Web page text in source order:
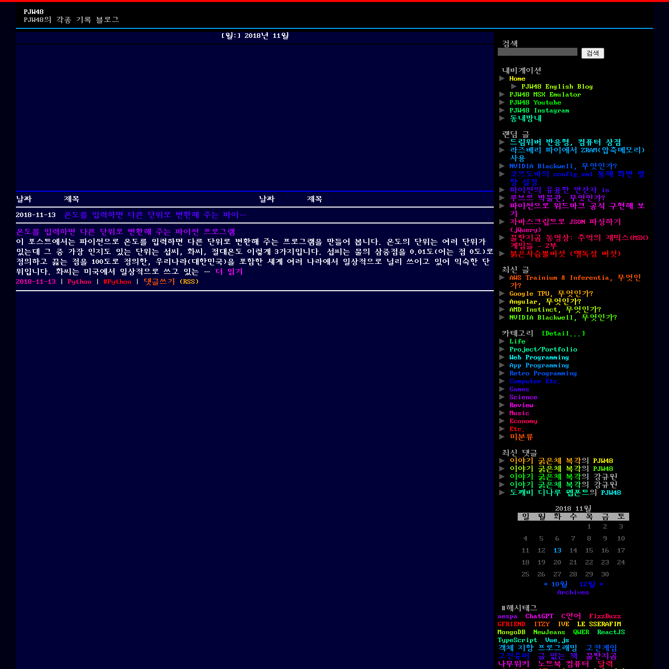
PJW48
PJW48의 각종 기록 블로그
[월:] 2018년 11월
날짜 제목 날짜
제목
2018-11-13
온도를 입력하면 다른 단위로 변환해 주는 파이썬 프로그램
온도를 입력하면 다른 단위로 변환해 주는 파이썬 프로그램
이 포스트에서는 파이썬으로 온도를 입력하면 다른 단위로 변환해 주는 프로그램을 만들어 봅니다. 온도의 단위는 여러 단위가
있는데 그 중 가장 인지도 있는 단위는 섭씨, 화씨, 절대온도 이렇게 3가지입니다. 섭씨는 물의 삼중점을 0.01도(어는 점 0도)로
정의하고 끓는 점을 100도로 정의한, 우리나라(대한민국)을 포함한 세계 여러 나라에서 일상적으로 널리 쓰이고 있어 익숙한 단
위입니다. 화씨는 미국에서 일상적으로 쓰고 있는 … “온도를 입력하면 다른 단위로 변환해 주는 파이썬 프로그램”
더 읽기
Posted
on
2018-11-13 Categories
Python Tags
Python 댓글쓰기
on
온
(RSS)
검색
검색
내비게이션
Home
PJW48 English Blog
PJW48 MSX Emulator
PJW48 Youtube
PJW48 Instagram
동네방네
랜덤 글
드림위버 반응형, 컴퓨터 상점
라즈베리 파이에서 ZRAM(압축메모리)
사용
NVIDIA Blackwell, 무엇인가?
코르도바의 config.xml 통해 화면 방
향 설정
파이썬의 유용한 연산자 in
루브르 박물관, 무엇인가?
파이썬으로 위드마크 공식 구현해 보
기
자바스크립트로 JSON 파싱하기
(jQuery)
꿀딴지곰 동영상: 추억의 재믹스(MSX)
게임들 – 2부
붉은사슴뿔버섯 (맹독성 버섯)
최신 글
AWS Trainium & Inferentia, 무엇인
가?
Google TPU, 무엇인가?
Angular, 무엇인가?
AMD Instinct, 무엇인가?
NVIDIA Blackwell, 무엇인가?
카테고리
[Detail...]
Life
Project/Portfolio
Web Programming
App Programming
Retro Programming
Computer Etc.
Games
Science
Review
Music
Economy
Etc.
미분류
최신 댓글
이야기 굵은체 복각의 PJW48
이야기 굵은체 복각의 PJW48
이야기 굵은체 복각의
강규원
이야기 굵은체 복각의
강규원
도깨비 디나루 웹폰트의 PJW48
2018 11월
일
월 화 수 목 금
토
1
2
3
4
5 6 7 8 9
10
11
12 13 14 15 16
17
18
19 20 21 22 23
24
25
26 27 28 29
30
« 10월
12월 »
Archives
#해시태그
aespa
ChatGPT C언어
FizzBuzz
GFRIEND
ITZY IVE
LE SSERAFIM
MongoDB
NewJeans QWER
ReactJS
TypeScript
Vue.js
객체 지향 프로그래밍
고전게임
고전유머
글 없는 책
꿀딴지곰
나무위키
노트북 컴퓨터
달력